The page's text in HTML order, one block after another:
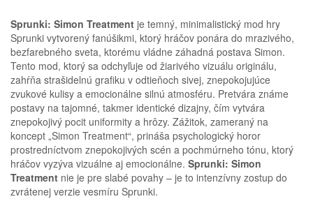
Sprunki: Simon Treatment je temný, minimalistický mod hry
Sprunki vytvorený fanúšikmi, ktorý hráčov ponára do mrazivého,
bezfarebného sveta, ktorému vládne záhadná postava Simon.
Tento mod, ktorý sa odchyľuje od žiarivého vizuálu originálu,
zahŕňa strašidelnú grafiku v odtieňoch sivej, znepokojujúce
zvukové kulisy a emocionálne silnú atmosféru. Pretvára známe
postavy na tajomné, takmer identické dizajny, čím vytvára
znepokojivý pocit uniformity a hrôzy. Zážitok, zameraný na
koncept „Simon Treatment“, prináša psychologický horor
prostredníctvom znepokojivých scén a pochmúrneho tónu, ktorý
hráčov vyzýva vizuálne aj emocionálne. Sprunki: Simon
Treatment nie je pre slabé povahy – je to intenzívny zostup do
zvrátenej verzie vesmíru Sprunki.